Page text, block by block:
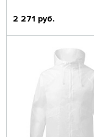
2 271 руб.